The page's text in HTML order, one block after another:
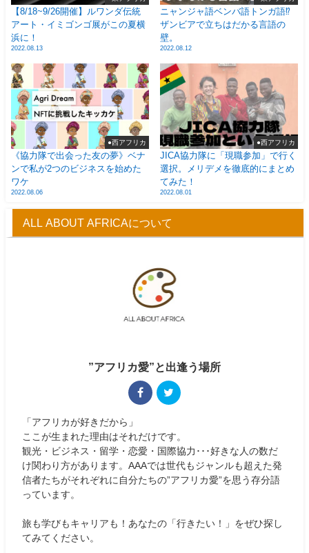
【8/18~9/26開催】ルワンダ伝統
アート・イミゴンゴ展がこの夏横
浜に！
2022.08.13
ニャンジャ語ベンバ語トンガ語⁉
ザンビアで立ちはだかる言語の
壁。
2022.08.12
●西アフリカ
《協力隊で出会った友の夢》ベナ
ンで私が2つのビジネスを始めた
ワケ
2022.08.06
●西アフリカ
JICA協力隊に「現職参加」で行く
選択。メリデメを徹底的にまとめ
てみた！
2022.08.01
ALL ABOUT AFRICAについて
”アフリカ愛”と出逢う場所
「アフリカが好きだから」
ここが生まれた理由はそれだけです。
観光・ビジネス・留学・恋愛・国際協力･･･好きな人の数だ
け関わり方があります。AAAでは世代もジャンルも超えた発
信者たちがそれぞれに自分たちの”アフリカ愛”を思う存分語
っています。
旅も学びもキャリアも！あなたの「行きたい！」をぜひ探し
てみてください。